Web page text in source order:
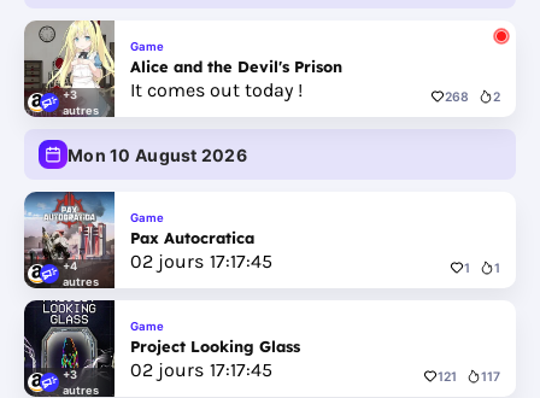
+3
autres
Game
Alice and the Devil's Prison
It comes out today ! 268 2
Mon 10 August 2026
+4
autres
Game
Pax Autocratica
02 jours 17:17:44 1 1
+3
autres
Game
Project Looking Glass
02 jours 17:17:44 121 117